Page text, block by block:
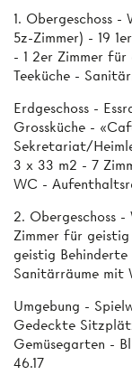
1. Obergeschoss
5z-Zimmer) - 19
- 1 2er Zimmer
Teeküche -
Erdgeschoss -
Grossküche -
Sekretariat/
3 x 33 m2 - 7
WC -
2. Obergeschoss
Zimmer für geistig
geistig
Sanitärräume mit
Umgebung -
Gedeckte
Gemüsegarten -
46.17